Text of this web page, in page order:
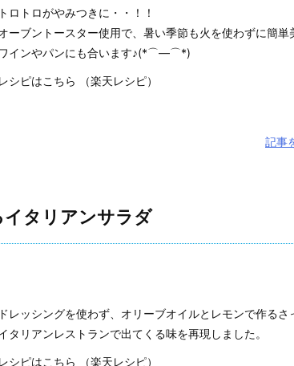
トロトロがやみつきに・・！！
ーブントースター使用で、暑い季節も火を使わずに簡単
インやパンにも合います♪(*⌒―⌒*)
レシピはこちら （楽天レシピ）
記事
タリアンサラダ
ドレッシングを使わず、オリーブオイルとレモンで作るさ
タリアンレストランで出てくる味を再現しました。
レシピはこちら （楽天レシピ）